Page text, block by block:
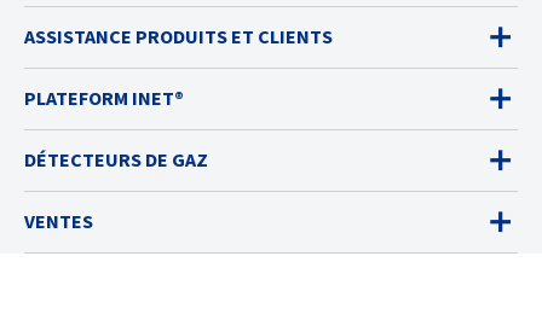
ASSISTANCE PRODUITS ET CLIENTS
PLATEFORM INET®
DÉTECTEURS DE GAZ
VENTES